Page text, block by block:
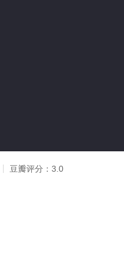
豆瓣评分： 3.0